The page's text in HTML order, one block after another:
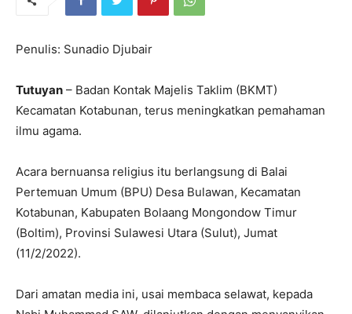
Penulis: Sunadio Djubair
Tutuyan – Badan Kontak Majelis Taklim (BKMT)
Kecamatan Kotabunan, terus meningkatkan pemahaman
ilmu agama.
Acara bernuansa religius itu berlangsung di Balai
Pertemuan Umum (BPU) Desa Bulawan, Kecamatan
Kotabunan, Kabupaten Bolaang Mongondow Timur
(Boltim), Provinsi Sulawesi Utara (Sulut), Jumat
(11/2/2022).
Dari amatan media ini, usai membaca selawat, kepada